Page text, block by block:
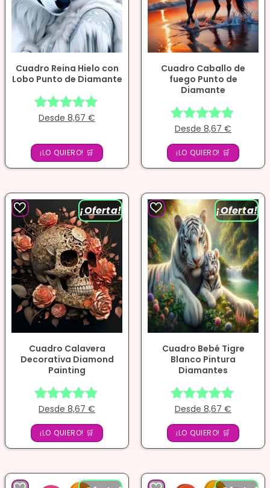
Cuadro Reina Hielo con
Lobo Punto de Diamante
Valorado
4.86
de 5
Desde 8,67 €
¡LO QUIERO! 🛒
Cuadro Caballo de
fuego Punto de
Diamante
Valorado
con
4.75
de 5
Desde 8,67 €
¡LO QUIERO! 🛒
¡Oferta!
Cuadro Calavera
Decorativa Diamond
Painting
Valorado
con
4.75
de 5
Desde 8,67 €
¡LO QUIERO! 🛒
¡Oferta!
Cuadro Bebé Tigre
Blanco Pintura
Diamantes
Valorado
con
4.86
de 5
Desde 8,67 €
¡LO QUIERO! 🛒